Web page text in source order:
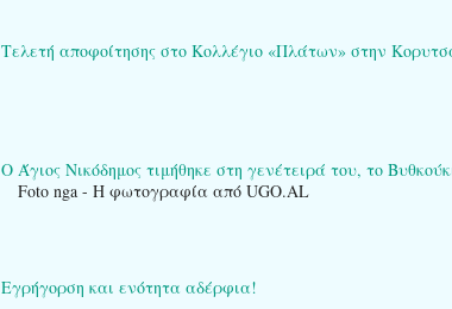
Τελετή αποφοίτησης στο Κολλέγιο «Πλάτων» στην
Ο Άγιος Νικόδημος τιμήθηκε στη γενέτειρά του, το
Foto nga - Η φωτογραφία από UGO.AL
Εγρήγορση και ενότητα αδέρφια!